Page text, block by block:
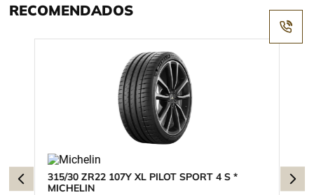
RECOMENDADOS
315/30 ZR22 107Y XL PILOT SPORT 4 S *
MICHELIN